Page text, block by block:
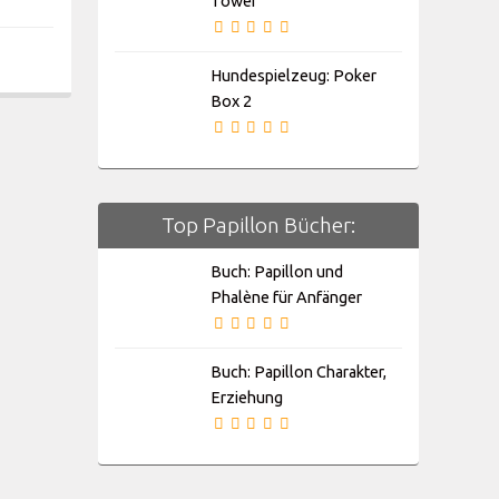
Hundespielzeug: Poker
Box 2
Top Papillon Bücher:
Buch: Papillon und
Phalène für Anfänger
Buch: Papillon Charakter,
Erziehung